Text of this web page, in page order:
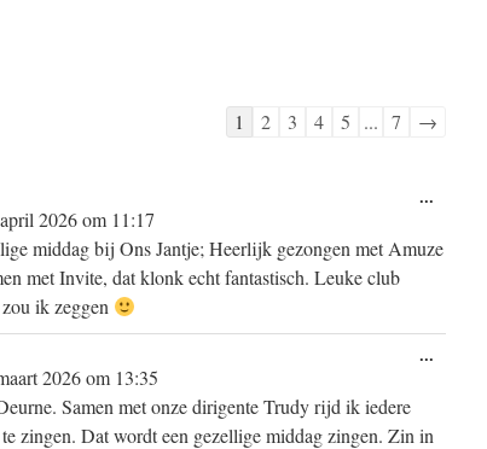
Navigatie
1 2 3 4 5 ... 7
→
2026om 11:17
middag bij Ons Jantje; Heerlijk gezongen met Amuze
met Invite, dat klonk echt fantastisch. Leuke club
ik zeggen
...
2026om 13:35
Samen met onze dirigente Trudy rijd ik iedere
zingen. Dat wordt een gezellige middag zingen. Zin in
...